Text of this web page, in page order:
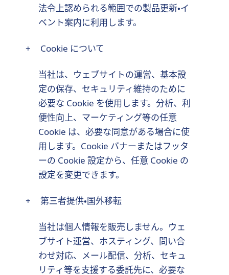
法令上認められる範囲での製品更新・イ
ベント案内に利用します。
+ Cookie について
当社は、ウェブサイトの運営、基本設
定の保存、セキュリティ維持のために
必要な Cookie を使用します。分析、利
便性向上、マーケティング等の任意
Cookie は、必要な同意がある場合に使
用します。Cookie バナーまたはフッタ
ーの Cookie 設定から、任意 Cookie の
設定を変更できます。
+ 第三者提供・国外移転
当社は個人情報を販売しません。ウェ
ブサイト運営、ホスティング、問い合
わせ対応、メール配信、分析、セキュ
リティ等を支援する委託先に、必要な